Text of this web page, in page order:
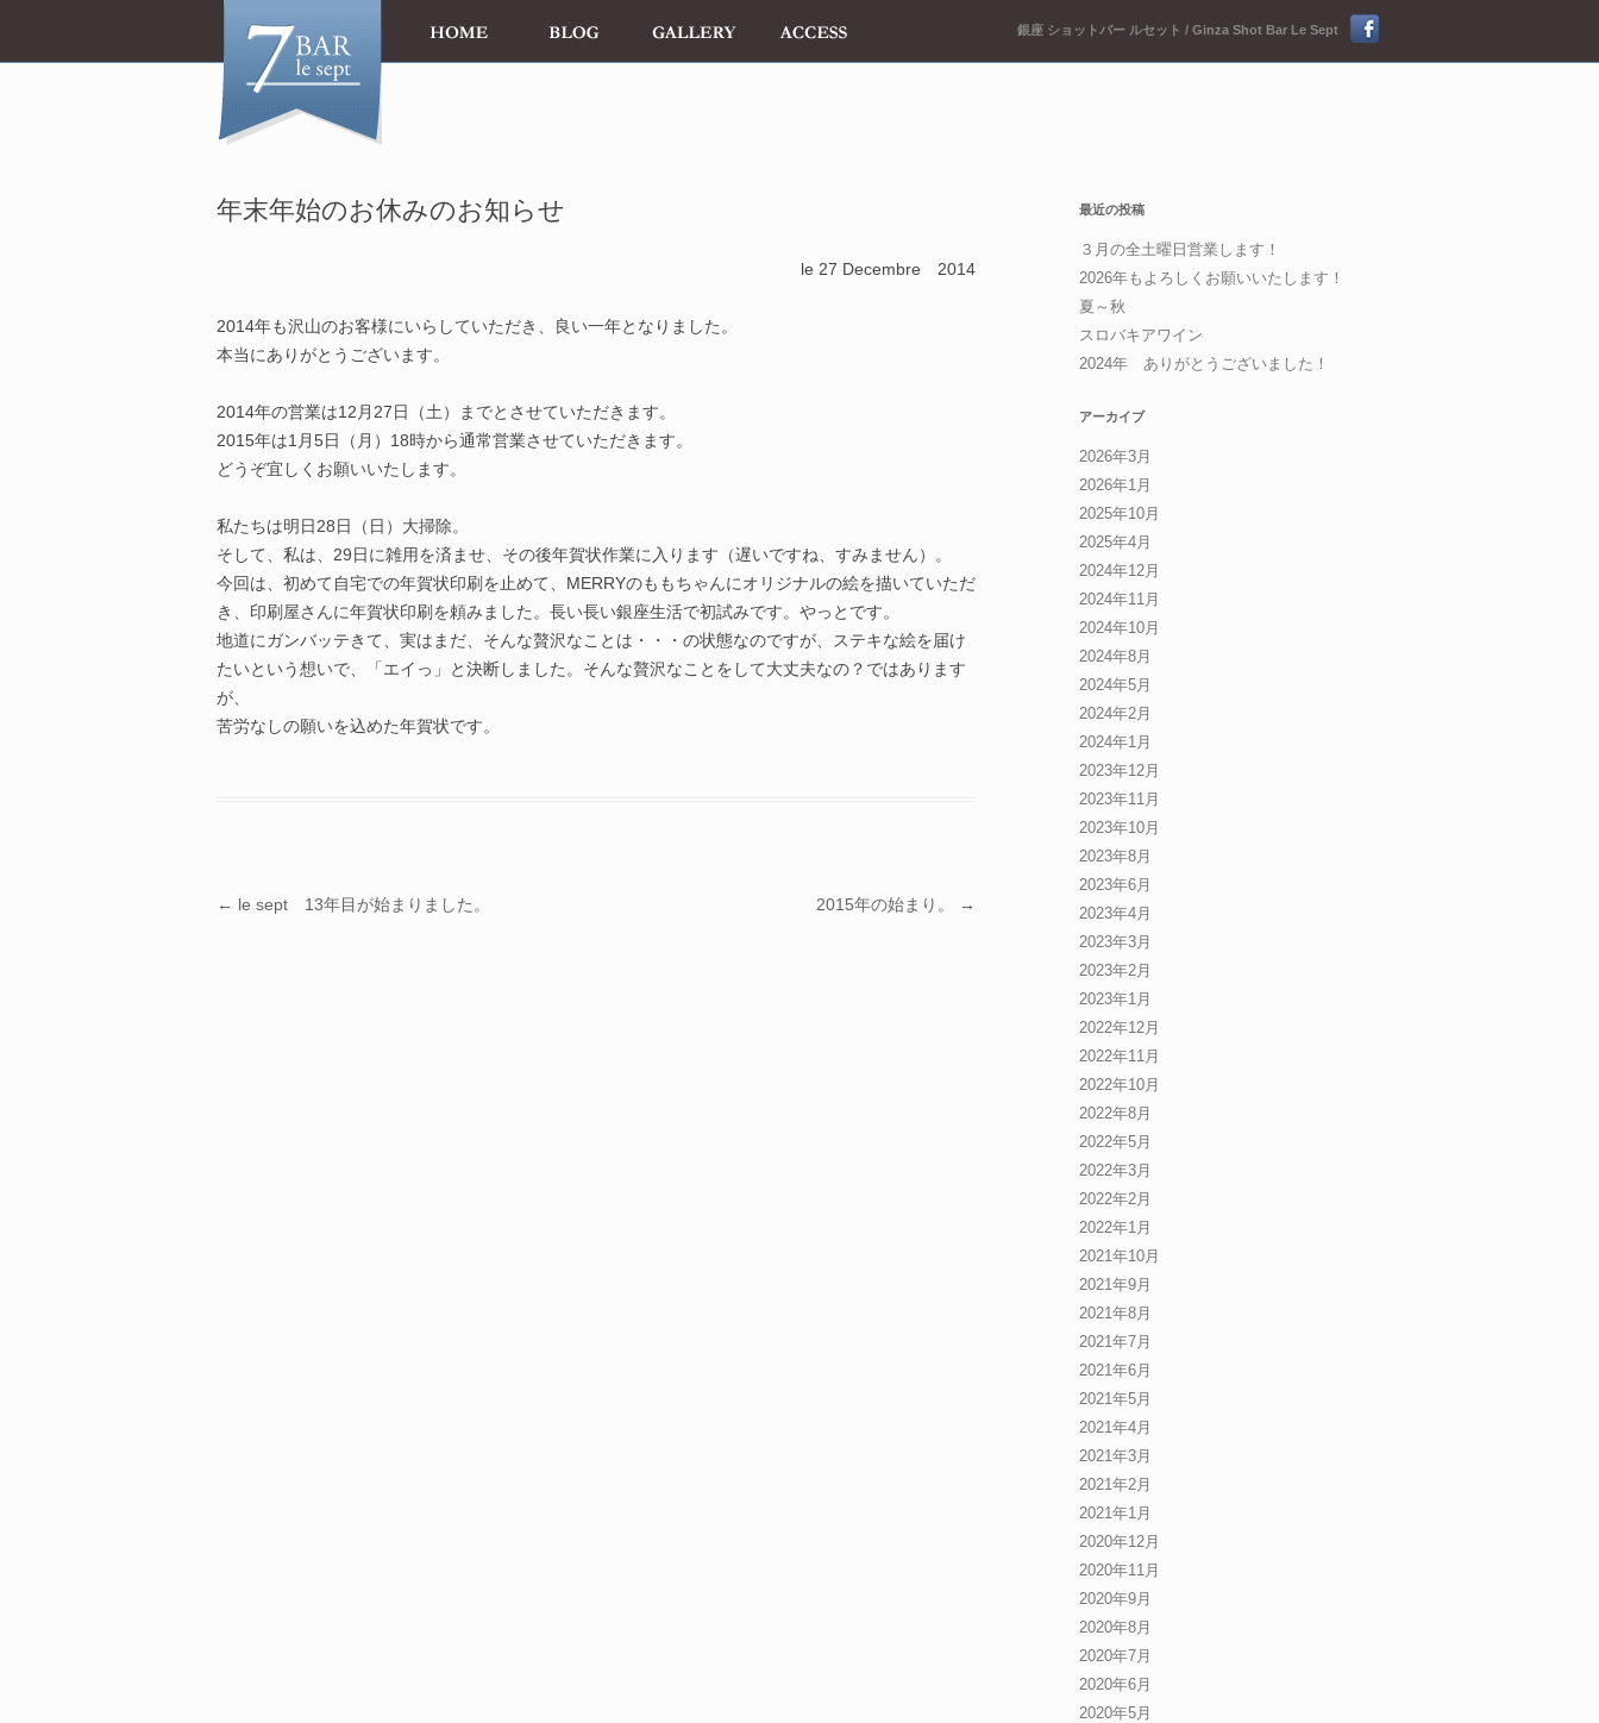
銀座 ショットバー ルセット / Ginza Shot Bar Le Sept
年末年始のお休みのお知らせ
le 27 Decembre 2014
2014年も沢山のお客様にいらしていただき、良い一年となりました。
本当にありがとうございます。
2014年の営業は12月27日（土）までとさせていただきます。
2015年は1月5日（月）18時から通常営業させていただきます。
どうぞ宜しくお願いいたします。
私たちは明日28日（日）大掃除。
そして、私は、29日に雑用を済ませ、その後年賀状作業に入ります（遅いですね、すみません）。
今回は、初めて自宅での年賀状印刷を止めて、MERRYのももちゃんにオリジナルの絵を描いていただ
き、印刷屋さんに年賀状印刷を頼みました。長い長い銀座生活で初試みです。やっとです。
地道にガンバッテきて、実はまだ、そんな贅沢なことは・・・の状態なのですが、ステキな絵を届け
たいという想いで、「エイっ」と決断しました。そんな贅沢なことをして大丈夫なの？ではあります
が、
苦労なしの願いを込めた年賀状です。
投稿ナビゲーション
← le sept 13年目が始まりました。 2015年の始まり。 →
最近の投稿
３月の全土曜日営業します！
2026年もよろしくお願いいたします！
夏～秋
スロバキアワイン
2024年 ありがとうございました！
アーカイブ
2026年3月
2026年1月
2025年10月
2025年4月
2024年12月
2024年11月
2024年10月
2024年8月
2024年5月
2024年2月
2024年1月
2023年12月
2023年11月
2023年10月
2023年8月
2023年6月
2023年4月
2023年3月
2023年2月
2023年1月
2022年12月
2022年11月
2022年10月
2022年8月
2022年5月
2022年3月
2022年2月
2022年1月
2021年10月
2021年9月
2021年8月
2021年7月
2021年6月
2021年5月
2021年4月
2021年3月
2021年2月
2021年1月
2020年12月
2020年11月
2020年9月
2020年8月
2020年7月
2020年6月
2020年5月